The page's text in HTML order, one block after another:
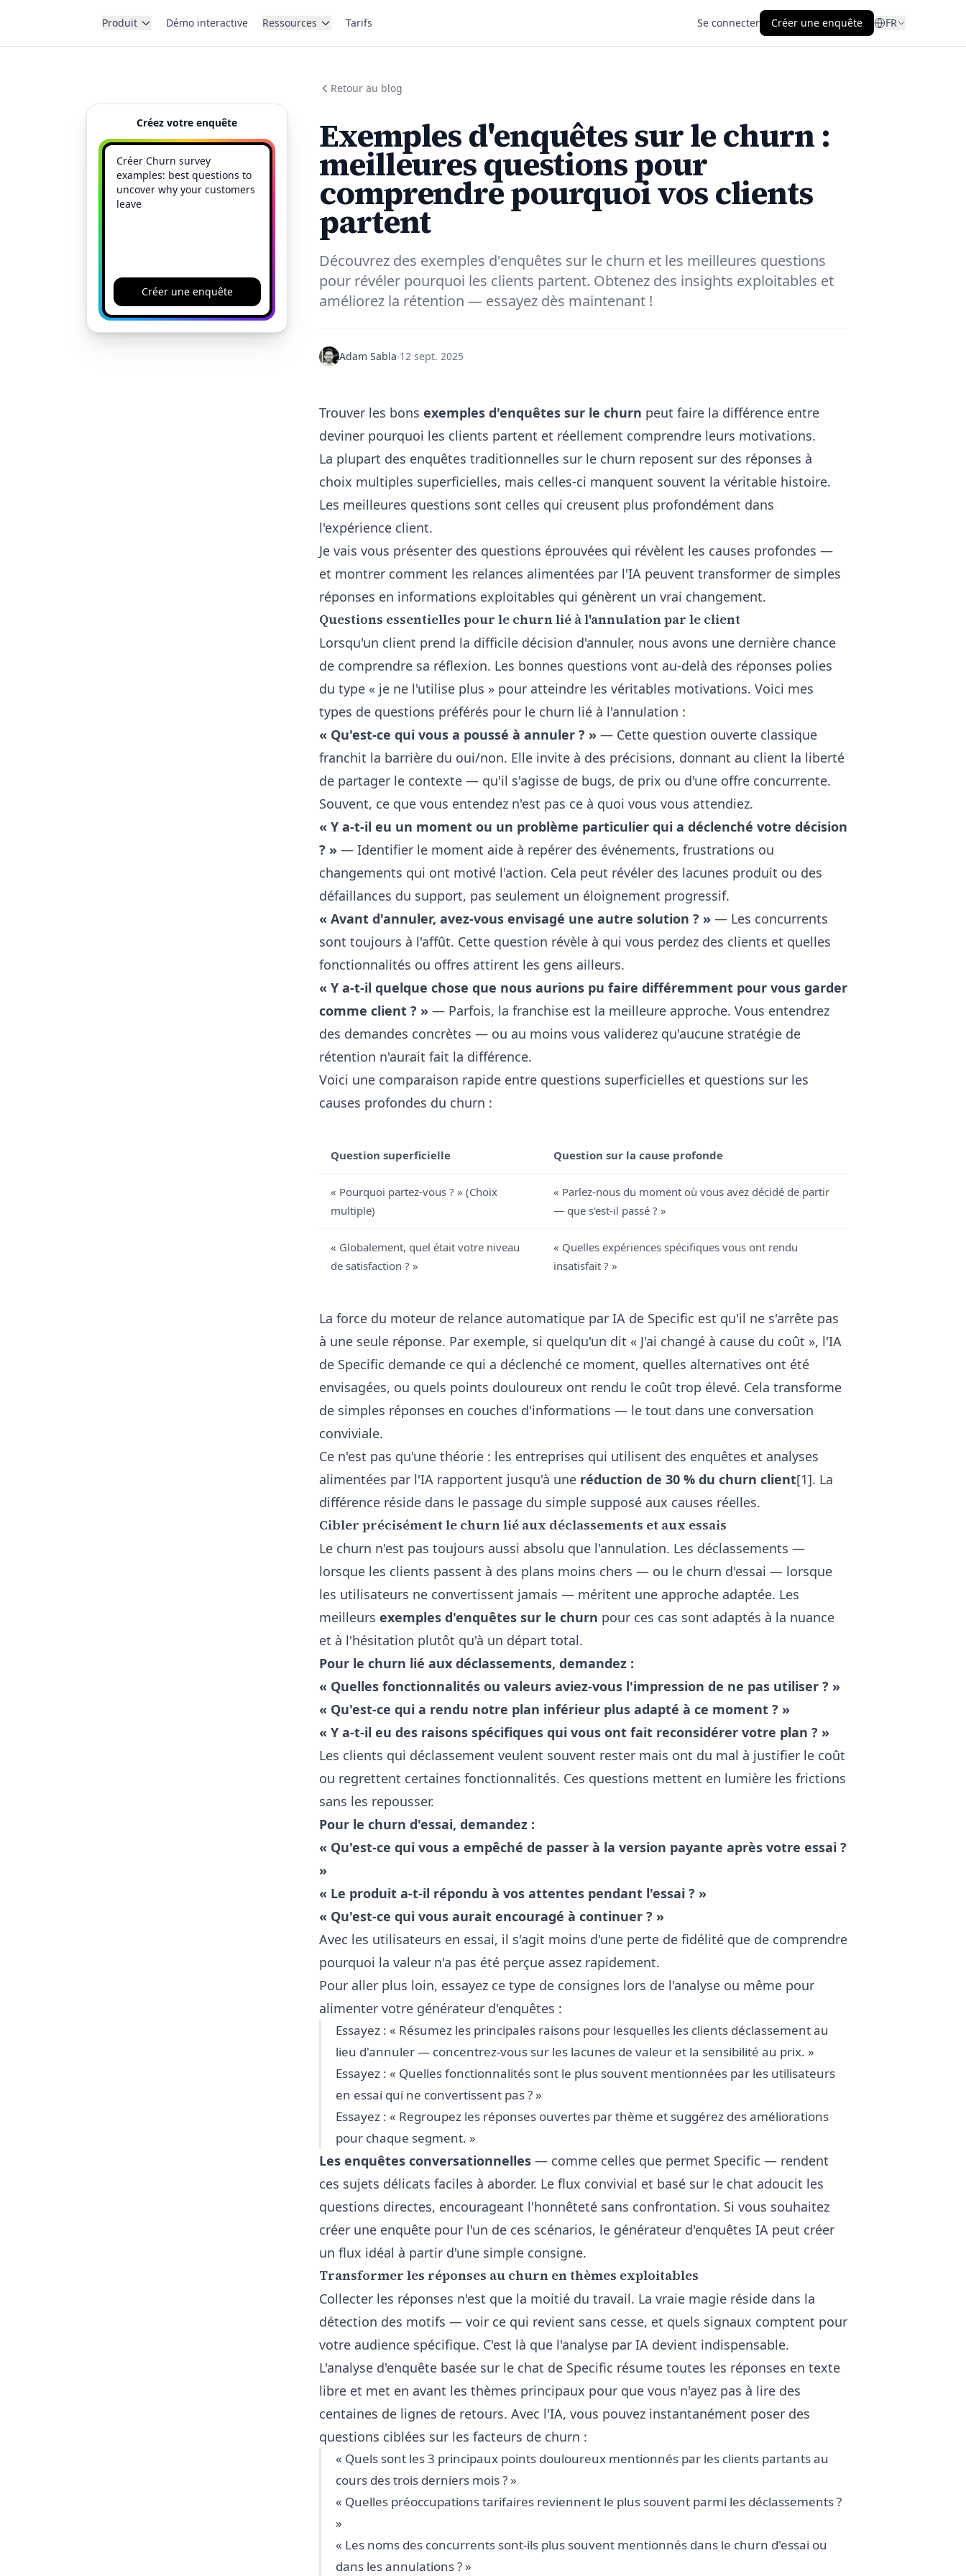
Produit Démo interactive Ressources Tarifs Se connecter Créer une enquête FR
Créez votre enquête
Créer une enquête
Retour au blog
Exemples d'enquêtes sur le churn :
meilleures questions pour
comprendre pourquoi vos clients
partent
Découvrez des exemples d'enquêtes sur le churn et les meilleures questions
pour révéler pourquoi les clients partent. Obtenez des insights exploitables et
améliorez la rétention — essayez dès maintenant !
Adam Sabla·12 sept. 2025
Trouver les bons exemples d'enquêtes sur le churn peut faire la différence entre
deviner pourquoi les clients partent et réellement comprendre leurs motivations.
La plupart des enquêtes traditionnelles sur le churn reposent sur des réponses à
choix multiples superficielles, mais celles-ci manquent souvent la véritable histoire.
Les meilleures questions sont celles qui creusent plus profondément dans
l'expérience client.
Je vais vous présenter des questions éprouvées qui révèlent les causes profondes —
et montrer comment les relances alimentées par l'IA peuvent transformer de simples
réponses en informations exploitables qui génèrent un vrai changement.
Questions essentielles pour le churn lié à l'annulation par le client
Lorsqu'un client prend la difficile décision d'annuler, nous avons une dernière chance
de comprendre sa réflexion. Les bonnes questions vont au-delà des réponses polies
du type « je ne l'utilise plus » pour atteindre les véritables motivations. Voici mes
types de questions préférés pour le churn lié à l'annulation :
« Qu'est-ce qui vous a poussé à annuler ? » — Cette question ouverte classique
franchit la barrière du oui/non. Elle invite à des précisions, donnant au client la liberté
de partager le contexte — qu'il s'agisse de bugs, de prix ou d'une offre concurrente.
Souvent, ce que vous entendez n'est pas ce à quoi vous vous attendiez.
« Y a-t-il eu un moment ou un problème particulier qui a déclenché votre décision
? » — Identifier le moment aide à repérer des événements, frustrations ou
changements qui ont motivé l'action. Cela peut révéler des lacunes produit ou des
défaillances du support, pas seulement un éloignement progressif.
« Avant d'annuler, avez-vous envisagé une autre solution ? » — Les concurrents
sont toujours à l'affût. Cette question révèle à qui vous perdez des clients et quelles
fonctionnalités ou offres attirent les gens ailleurs.
« Y a-t-il quelque chose que nous aurions pu faire différemment pour vous garder
comme client ? » — Parfois, la franchise est la meilleure approche. Vous entendrez
des demandes concrètes — ou au moins vous validerez qu'aucune stratégie de
rétention n'aurait fait la différence.
Voici une comparaison rapide entre questions superficielles et questions sur les
causes profondes du churn :
Question superficielle Question sur la cause profonde
« Pourquoi partez-vous ? » (Choix
multiple)
« Parlez-nous du moment où vous avez décidé de partir
— que s'est-il passé ? »
« Globalement, quel était votre niveau
de satisfaction ? »
« Quelles expériences spécifiques vous ont rendu
insatisfait ? »
La force du moteur de relance automatique par IA de Specific est qu'il ne s'arrête pas
à une seule réponse. Par exemple, si quelqu'un dit « J'ai changé à cause du coût », l'IA
de Specific demande ce qui a déclenché ce moment, quelles alternatives ont été
envisagées, ou quels points douloureux ont rendu le coût trop élevé. Cela transforme
de simples réponses en couches d'informations — le tout dans une conversation
conviviale.
Ce n'est pas qu'une théorie : les entreprises qui utilisent des enquêtes et analyses
alimentées par l'IA rapportent jusqu'à une réduction de 30 % du churn client[1]. La
différence réside dans le passage du simple supposé aux causes réelles.
Cibler précisément le churn lié aux déclassements et aux essais
Le churn n'est pas toujours aussi absolu que l'annulation. Les déclassements —
lorsque les clients passent à des plans moins chers — ou le churn d'essai — lorsque
les utilisateurs ne convertissent jamais — méritent une approche adaptée. Les
meilleurs exemples d'enquêtes sur le churn pour ces cas sont adaptés à la nuance
et à l'hésitation plutôt qu'à un départ total.
Pour le churn lié aux déclassements, demandez :
« Quelles fonctionnalités ou valeurs aviez-vous l'impression de ne pas utiliser ? »
« Qu'est-ce qui a rendu notre plan inférieur plus adapté à ce moment ? »
« Y a-t-il eu des raisons spécifiques qui vous ont fait reconsidérer votre plan ? »
Les clients qui déclassement veulent souvent rester mais ont du mal à justifier le coût
ou regrettent certaines fonctionnalités. Ces questions mettent en lumière les frictions
sans les repousser.
Pour le churn d'essai, demandez :
« Qu'est-ce qui vous a empêché de passer à la version payante après votre essai ?
»
« Le produit a-t-il répondu à vos attentes pendant l'essai ? »
« Qu'est-ce qui vous aurait encouragé à continuer ? »
Avec les utilisateurs en essai, il s'agit moins d'une perte de fidélité que de comprendre
pourquoi la valeur n'a pas été perçue assez rapidement.
Pour aller plus loin, essayez ce type de consignes lors de l'analyse ou même pour
alimenter votre générateur d'enquêtes :
Essayez : « Résumez les principales raisons pour lesquelles les clients déclassement au
lieu d'annuler — concentrez-vous sur les lacunes de valeur et la sensibilité au prix. »
Essayez : « Quelles fonctionnalités sont le plus souvent mentionnées par les utilisateurs
en essai qui ne convertissent pas ? »
Essayez : « Regroupez les réponses ouvertes par thème et suggérez des améliorations
pour chaque segment. »
Les enquêtes conversationnelles — comme celles que permet Specific — rendent
ces sujets délicats faciles à aborder. Le flux convivial et basé sur le chat adoucit les
questions directes, encourageant l'honnêteté sans confrontation. Si vous souhaitez
créer une enquête pour l'un de ces scénarios, le générateur d'enquêtes IA peut créer
un flux idéal à partir d'une simple consigne.
Transformer les réponses au churn en thèmes exploitables
Collecter les réponses n'est que la moitié du travail. La vraie magie réside dans la
détection des motifs — voir ce qui revient sans cesse, et quels signaux comptent pour
votre audience spécifique. C'est là que l'analyse par IA devient indispensable.
L'analyse d'enquête basée sur le chat de Specific résume toutes les réponses en texte
libre et met en avant les thèmes principaux pour que vous n'ayez pas à lire des
centaines de lignes de retours. Avec l'IA, vous pouvez instantanément poser des
questions ciblées sur les facteurs de churn :
« Quels sont les 3 principaux points douloureux mentionnés par les clients partants au
cours des trois derniers mois ? »
« Quelles préoccupations tarifaires reviennent le plus souvent parmi les déclassements ?
»
« Les noms des concurrents sont-ils plus souvent mentionnés dans le churn d'essai ou
dans les annulations ? »